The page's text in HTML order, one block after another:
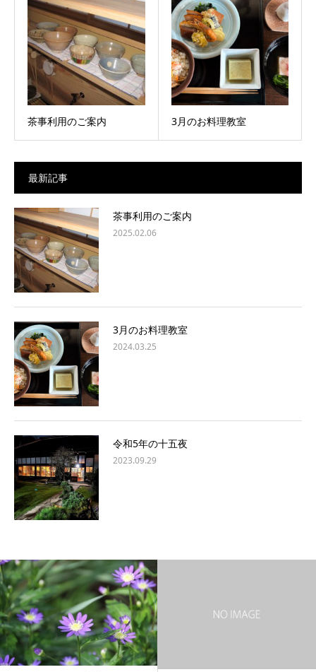
茶事利用のご案内 3月のお料理教室
最新記事
茶事利用のご案内
2025.02.06
3月のお料理教室
2024.03.25
令和5年の十五夜
2023.09.29